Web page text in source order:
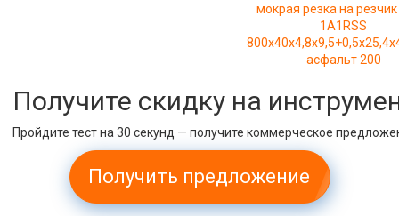
мокрая резка на
1A1RSS
асфальт 200
Получите скидку на
Пройдите тест на 30 секунд — получите коммерческое
Получить предложение